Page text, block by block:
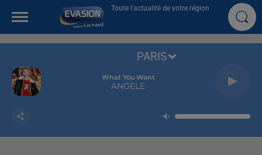
Toute l'actualité de votre région
What You Want
ANGELE
PARIS